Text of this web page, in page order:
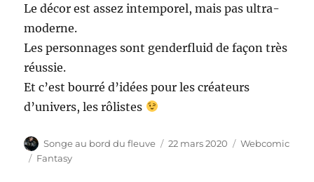
Le décor est assez intemporel, mais pas ultra-
moderne.
Les personnages sont genderfluid de façon très
réussie.
Et c’est bourré d’idées pour les créateurs
d’univers, les rôlistes
Auteur
Songe au bord du fleuve
Publié
22 mars 2020 Catégories
Webcomic
Étiquettes
Fantasy